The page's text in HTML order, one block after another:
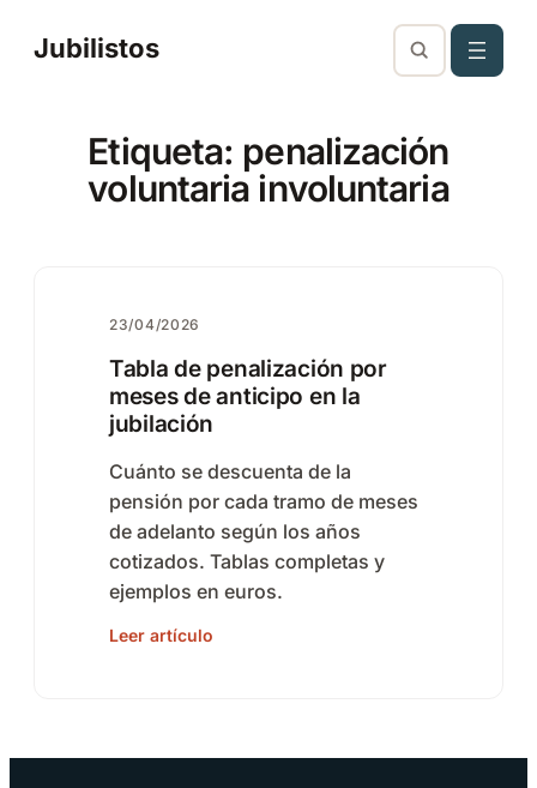
Jubilistos
Etiqueta: penalización
voluntaria involuntaria
23/04/2026
Tabla de penalización por
meses de anticipo en la
jubilación
Cuánto se descuenta de la
pensión por cada tramo de meses
de adelanto según los años
cotizados. Tablas completas y
ejemplos en euros.
Leer artículo